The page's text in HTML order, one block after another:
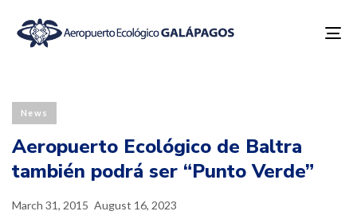
IN:
News
Aeropuerto Ecológico de Baltra
también podrá ser “Punto Verde”
on:
March 31, 2015
updated:
August 16, 2023